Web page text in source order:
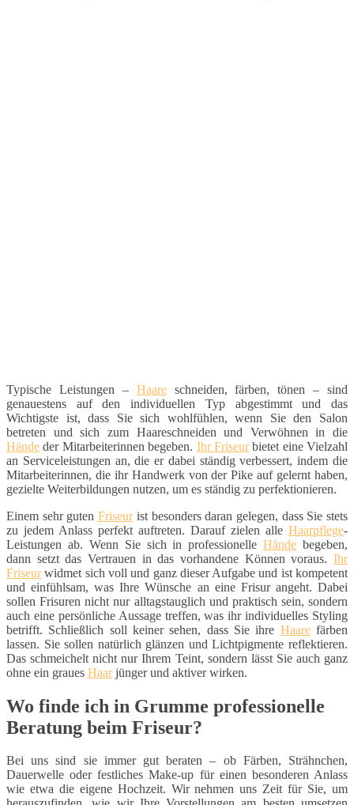
Typische Leistungen – Haareschneiden, färben, tönen – sind
genauestens auf den individuellen Typ abgestimmt und das
Wichtigste ist, dass Sie sich wohlfühlen, wenn Sie den Salon
betreten und sich zum Haareschneiden und Verwöhnen in die
Hände der Mitarbeiterinnen begeben. Ihr Friseurbietet eine Vielzahl
an Serviceleistungen an, die er dabei ständig verbessert, indem die
Mitarbeiterinnen, die ihr Handwerk von der Pike auf gelernt haben,
gezielte Weiterbildungen nutzen, um es ständig zu perfektionieren.
Einem sehr gutenFriseurist besonders daran gelegen, dass Sie stets
zu jedem Anlass perfekt auftreten. Darauf zielen alle Haarpflege-
Leistungen ab. Wenn Sie sich in professionelleHände begeben,
dann setzt das Vertrauen in das vorhandene Können voraus. Ihr
Friseurwidmet sich voll und ganz dieser Aufgabe und ist kompetent
und einfühlsam, was Ihre Wünsche an eine Frisur angeht. Dabei
sollen Frisuren nicht nur alltagstauglich und praktisch sein, sondern
auch eine persönliche Aussage treffen, was ihr individuelles Styling
betrifft. Schließlich soll keiner sehen, dass Sie ihre Haarefärben
lassen. Sie sollen natürlich glänzen und Lichtpigmente reflektieren.
Das schmeichelt nicht nur Ihrem Teint, sondern lässt Sie auch ganz
ohne ein graues Haarjünger und aktiver wirken.
Wo finde ich in Grumme professionelle
Beratung beim Friseur?
Bei uns sind sie immer gut beraten – ob Färben, Strähnchen,
Dauerwelle oder festliches Make-up für einen besonderen Anlass
wie etwa die eigene Hochzeit. Wir nehmen uns Zeit für Sie, um